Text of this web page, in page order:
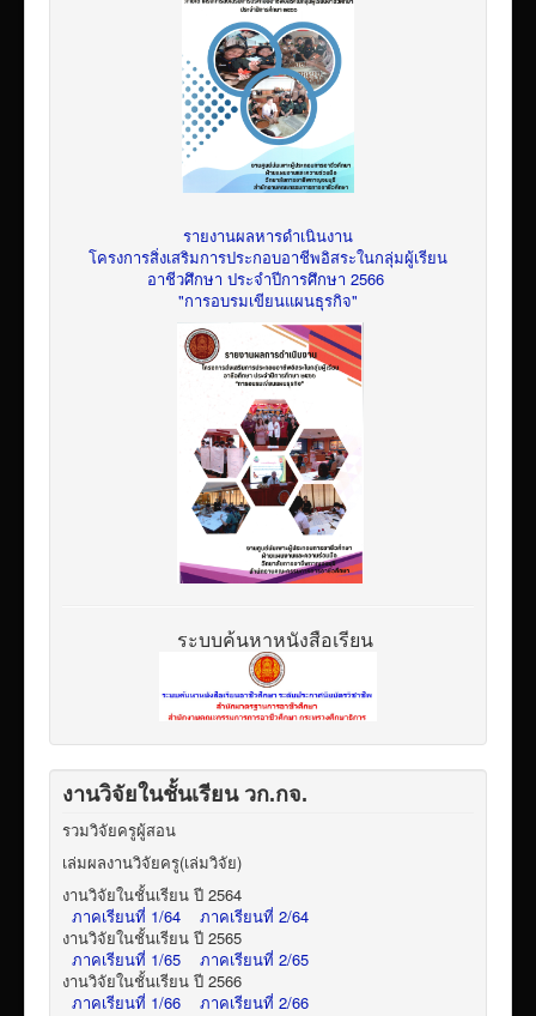
รายงานผลหารดำเนินงาน
โครงการสิ่งเสริมการประกอบอาชีพอิสระในกลุ่มผู้เรียน
อาชีวศึกษา ประจำปีการศึกษา 2566
"การอบรมเขียนแผนธุรกิจ"
ระบบค้นหาหนังสือเรียน
งานวิจัยในชั้นเรียน วก.กจ.
รวมวิจัยครูผู้สอน
เล่มผลงานวิจัยครู(เล่มวิจัย)
งานวิจัยในชั้นเรียน ปี 2564
ภาคเรียนที่ 1/64
ภาคเรียนที่ 2/64
งานวิจัยในชั้นเรียน ปี 2565
ภาคเรียนที่ 1/65
ภาคเรียนที่ 2/65
งานวิจัยในชั้นเรียน ปี 2566
ภาคเรียนที่ 1/66
ภาคเรียนที่ 2/66